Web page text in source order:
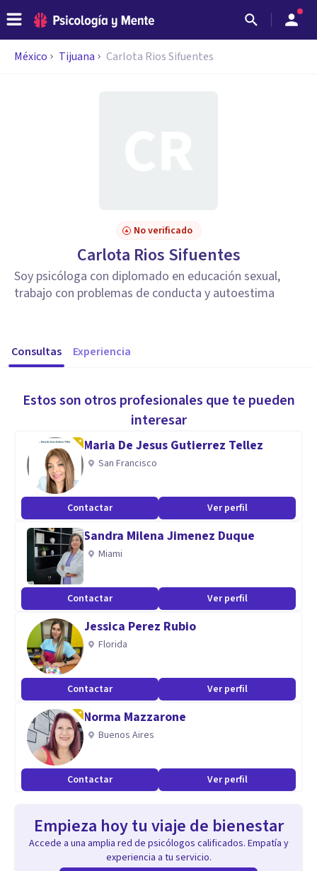
México Tijuana Carlota Rios Sifuentes
No verificado
Carlota Rios Sifuentes
Soy psicóloga con diplomado en educación sexual,
trabajo con problemas de conducta y autoestima
Consultas Experiencia
Estos son otros profesionales que te pueden
interesar
Maria De Jesus Gutierrez Tellez
San Francisco
Contactar Ver perfil
Sandra Milena Jimenez Duque
Miami
Contactar Ver perfil
Jessica Perez Rubio
Florida
Contactar Ver perfil
Norma Mazzarone
Buenos Aires
Contactar Ver perfil
Empieza hoy tu viaje de bienestar
Accede a una amplia red de psicólogos calificados. Empatía y
experiencia a tu servicio.